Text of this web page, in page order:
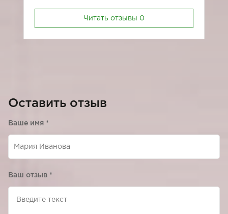
Читать отзывы 0
Оставить отзыв
Ваше имя *
Ваш отзыв *